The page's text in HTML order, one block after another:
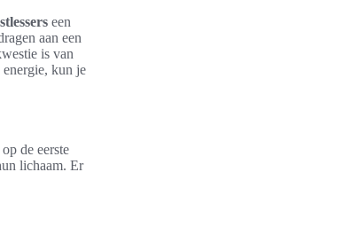
een
aan een
is van
kun je
de eerste
lichaam. Er